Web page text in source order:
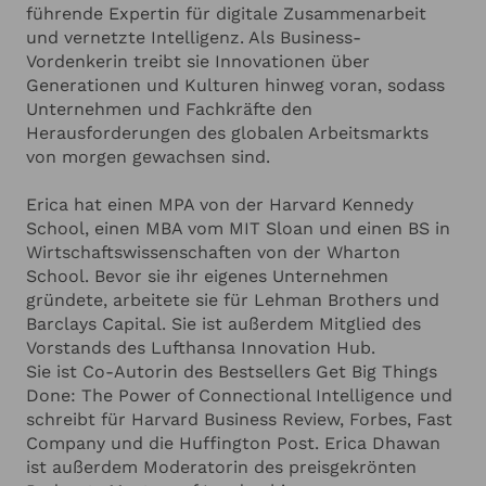
Unternehmen auf der ganzen Welt gesprochen,
darunter das Weltwirtschaftsforum in Davos sowie
US-amerikanische und globale Fortune-500-
Unternehmen. Storytelling mit einer Prise Humor
ist Ericas Erfolgsgeheimnis als Keynote Speakerin.
Interaktiv, erfrischend und mit vielen praktischen
Beispielen begeistert sie ihr Publikum.
führende Expertin für digitale Zusammenarbeit
und vernetzte Intelligenz. Als Business-
Vordenkerin treibt sie Innovationen über
Generationen und Kulturen hinweg voran, sodass
Unternehmen und Fachkräfte den
Herausforderungen des globalen Arbeitsmarkts
von morgen gewachsen sind.
Erica hat einen MPA von der Harvard Kennedy
School, einen MBA vom MIT Sloan und einen BS in
Wirtschaftswissenschaften von der Wharton
School. Bevor sie ihr eigenes Unternehmen
gründete, arbeitete sie für Lehman Brothers und
Barclays Capital. Sie ist außerdem Mitglied des
Vorstands des Lufthansa Innovation Hub.
Sie ist Co-Autorin des Bestsellers Get Big Things
Done: The Power of Connectional Intelligence und
schreibt für Harvard Business Review, Forbes, Fast
Company und die Huffington Post. Erica Dhawan
ist außerdem Moderatorin des preisgekrönten
ANGABEN ZU IHRER VERANSTALTUNG Hinzufügen
Ich habe die Datenschutzerklärungzur Kenntnis genommen.
Ich stimme zu, dass meine Angaben zur Kontaktaufnahme
und für Rückfragen dauerhaft gespeichert werden.*
Ich möchte in regelmässigen Abständen mit dem LSB
Newsletter über Neuigkeiten informiert werden (Das
Abbrechen
Anfrage absenden